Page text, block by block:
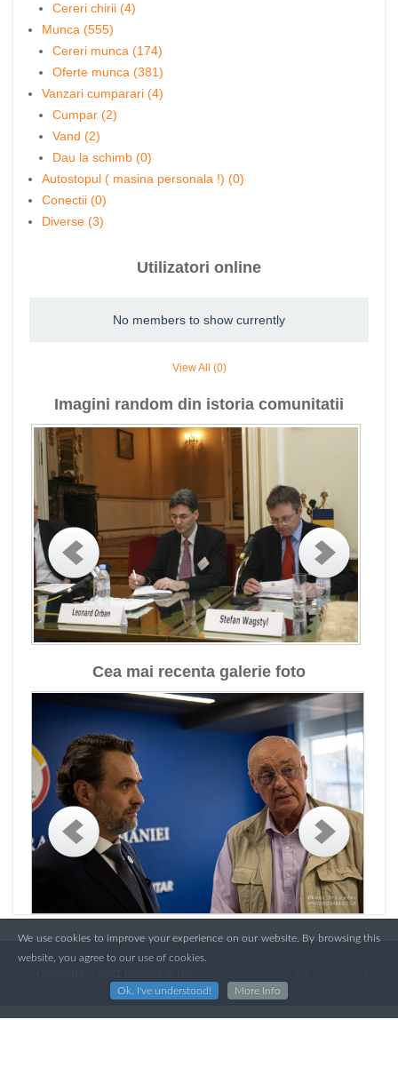
Cereri chirii (4)
Munca (555)
Cereri munca (174)
Oferte munca (381)
Vanzari cumparari (4)
Cumpar (2)
Vand (2)
Dau la schimb (0)
Autostopul ( masina personala !) (0)
Conectii (0)
Diverse (3)
Utilizatori online
No members to show currently
View All (0)
Imagini random din istoria comunitatii
Cea mai recenta galerie foto
We use cookies to improve your experience on our website. By browsing this
website, you agree to our use of cookies.
Ok, I've understood! More Info